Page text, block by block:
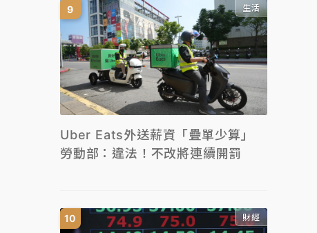
生活
Uber Eats外送薪資「疊單少算」
勞動部：違法！不改將連續開罰
財經